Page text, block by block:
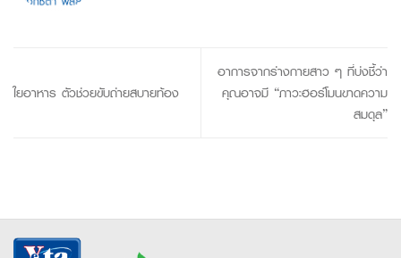
ใยอาหาร ตัวช่วยขับถ่ายสบายท้อง
อาการจากร่างกายสาว ๆ ที่บ่งชี้ว่า
คุณอาจมี “ภาวะฮอร์โมนขาดความ
สมดุล”